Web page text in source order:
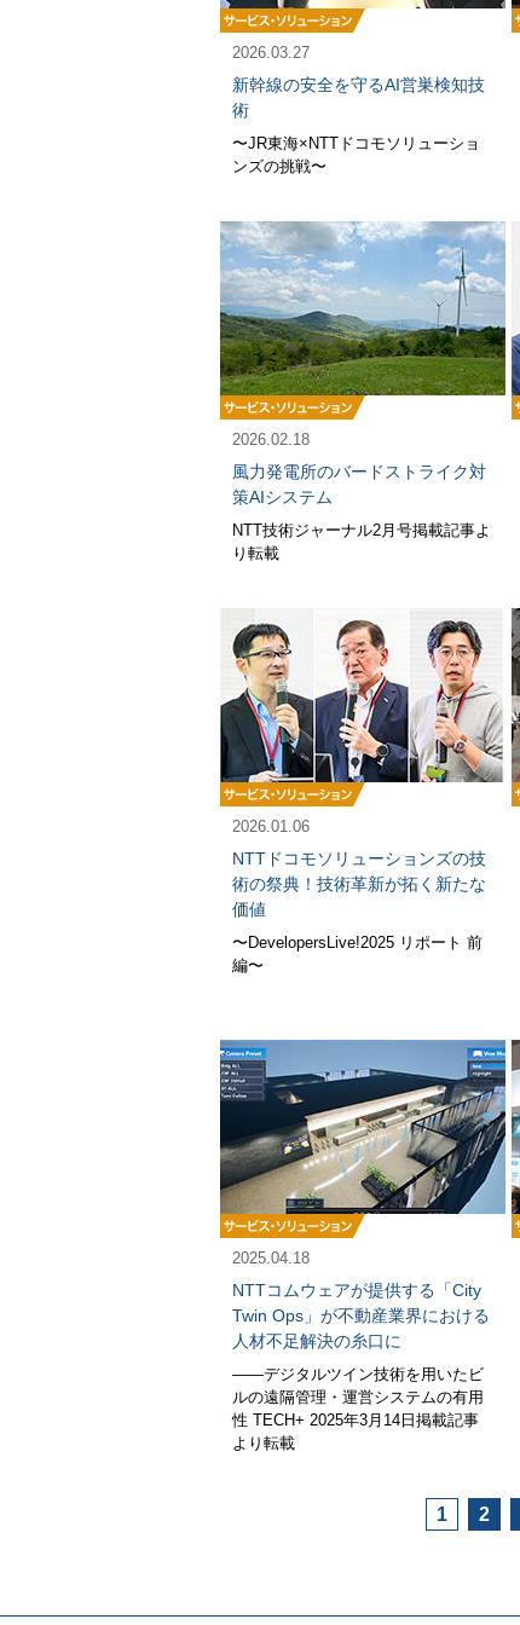
2026.03.27
新幹線の安全を守るAI営巣検知技
術
〜JR東海×NTTドコモソリューショ
ンズの挑戦〜
2026.02.18
風力発電所のバードストライク対
策AIシステム
NTT技術ジャーナル2月号掲載記事よ
り転載
2026.01.06
NTTドコモソリューションズの技
術の祭典！技術革新が拓く新たな
価値
〜DevelopersLive!2025 リポート 前
編〜
2025.04.18
NTTコムウェアが提供する「City
Twin Ops」が不動産業界における
人材不足解決の糸口に
――デジタルツイン技術を用いたビ
ルの遠隔管理・運営システムの有用
性 TECH+ 2025年3月14日掲載記事
より転載
1 2